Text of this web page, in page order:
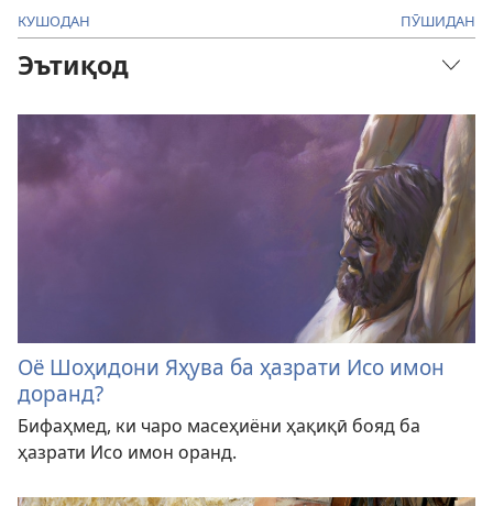
КУШОДАН ПӮШИДАН
Эътиқод
Оё Шоҳидони Яҳува ба ҳазрати Исо имон
доранд?
Бифаҳмед, ки чаро масеҳиёни ҳақиқӣ бояд ба
ҳазрати Исо имон оранд.